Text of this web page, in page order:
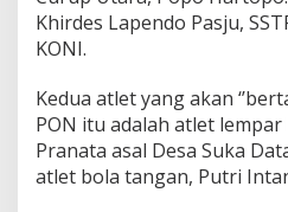
Khirdes Lapendo Pasju,
KONI.
Kedua atlet yang akan
PON itu adalah atlet lempar
Pranata asal Desa Suka
atlet bola tangan, Putri